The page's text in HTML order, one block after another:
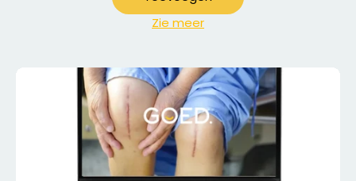
Zie meer